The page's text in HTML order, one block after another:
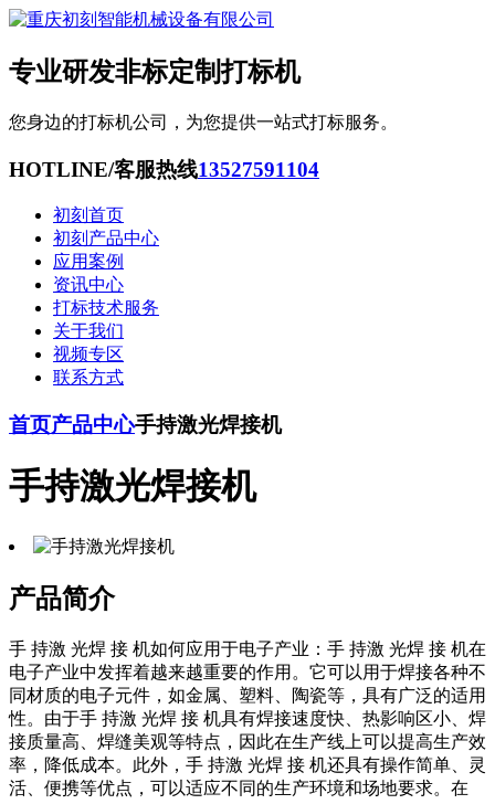
专业研发非标定制打标机
您身边的打标机公司，为您提供一站式打标服务。
HOTLINE/客服热线13527591104
初刻首页
初刻产品中心
应用案例
资讯中心
打标技术服务
关于我们
视频专区
联系方式
首页产品中心手持激光焊接机
手持激光焊接机
产品简介
手 持激 光焊 接 机如何应用于电子产业：手 持激 光焊 接 机在
电子产业中发挥着越来越重要的作用。它可以用于焊接各种不
同材质的电子元件，如金属、塑料、陶瓷等，具有广泛的适用
性。由于手 持激 光焊 接 机具有焊接速度快、热影响区小、焊
接质量高、焊缝美观等特点，因此在生产线上可以提高生产效
率，降低成本。此外，手 持激 光焊 接 机还具有操作简单、灵
活、便携等优点，可以适应不同的生产环境和场地要求。在